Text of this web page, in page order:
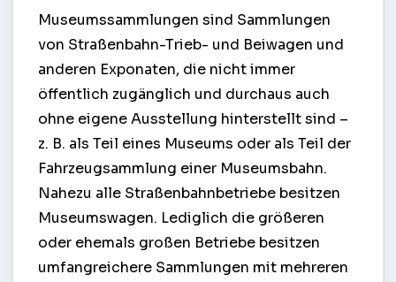
Museumssammlungen sind Sammlungen
von Straßenbahn-Trieb- und Beiwagen und
anderen Exponaten, die nicht immer
öffentlich zugänglich und durchaus auch
ohne eigene Ausstellung hinterstellt sind –
z. B. als Teil eines Museums oder als Teil der
Fahrzeugsammlung einer Museumsbahn.
Nahezu alle Straßenbahnbetriebe besitzen
Museumswagen. Lediglich die größeren
oder ehemals großen Betriebe besitzen
umfangreichere Sammlungen mit mehreren